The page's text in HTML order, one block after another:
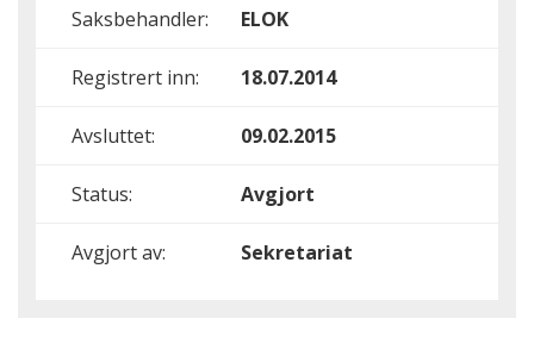
Saksbehandler: ELOK
Registrert inn: 18.07.2014
Avsluttet: 09.02.2015
Status: Avgjort
Avgjort av: Sekretariat